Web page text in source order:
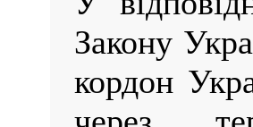
Закону
кордон